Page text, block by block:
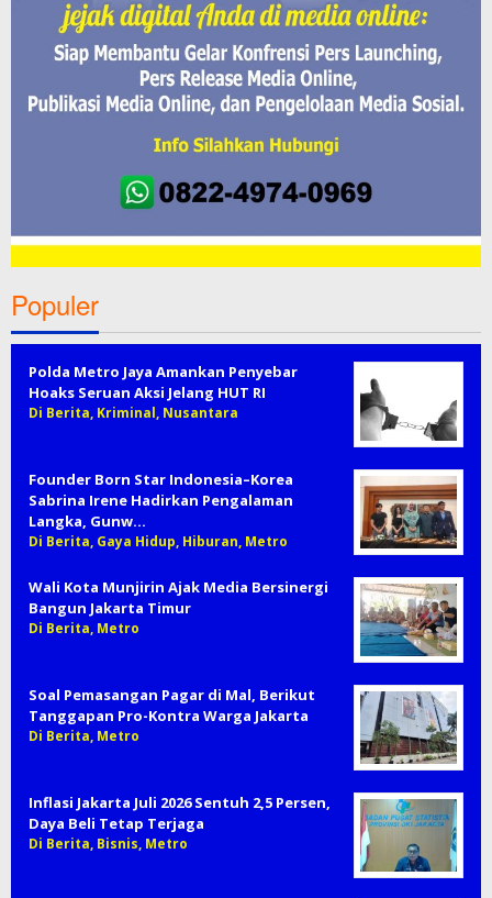
Populer
Polda Metro Jaya Amankan Penyebar
Hoaks Seruan Aksi Jelang HUT RI
Di Berita, Kriminal, Nusantara
Founder Born Star Indonesia–Korea
Sabrina Irene Hadirkan Pengalaman
Langka, Gunw…
Di Berita, Gaya Hidup, Hiburan, Metro
Wali Kota Munjirin Ajak Media Bersinergi
Bangun Jakarta Timur
Di Berita, Metro
Soal Pemasangan Pagar di Mal, Berikut
Tanggapan Pro-Kontra Warga Jakarta
Di Berita, Metro
Inflasi Jakarta Juli 2026 Sentuh 2,5 Persen,
Daya Beli Tetap Terjaga
Di Berita, Bisnis, Metro